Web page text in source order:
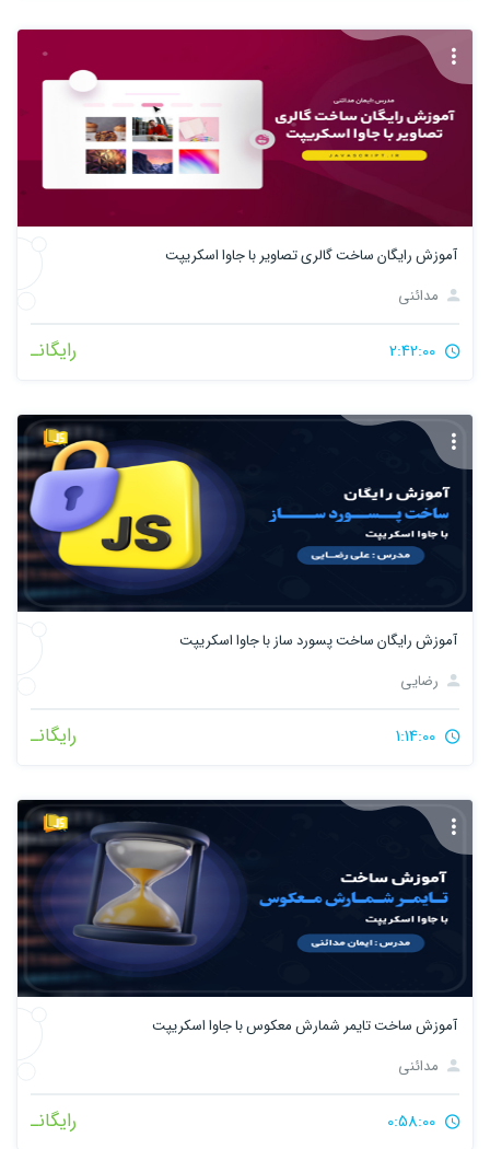
آموزش رایگان ساخت گالری تصاویر با جاوا اسکریپت
مدائنی
رایگانـ
آموزش رایگان ساخت پسورد ساز با جاوا اسکریپت
رضایی
رایگانـ
آموزش ساخت تایمر شمارش معکوس با جاوا اسکریپت
مدائنی
رایگانـ